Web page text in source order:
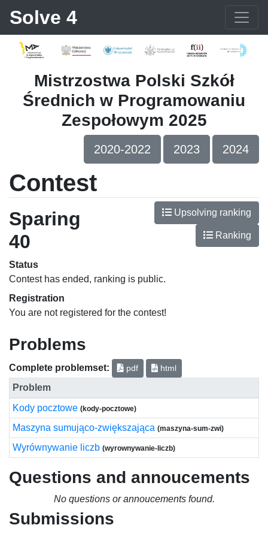
Solve 4
Mistrzostwa Polski Szkół
Średnich w Programowaniu
Zespołowym 2025
2020-2022 2023 2024
Contest
Sparing
40
Upsolving ranking
Ranking
Status
Contest has ended, ranking is public.
Registration
You are not registered for the contest!
Problems
Complete problemset: pdf html
Problem
Kody pocztowe (kody-pocztowe)
Maszyna sumująco-zwiększająca (maszyna-sum-zwi)
Wyrównywanie liczb (wyrownywanie-liczb)
Questions and annoucements
No questions or annoucements found.
Submissions